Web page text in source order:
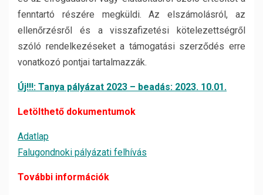
fenntartó részére megküldi. Az elszámolásról, az
ellenőrzésről és a visszafizetési kötelezettségről
szóló rendelkezéseket a támogatási szerződés erre
vonatkozó pontjai tartalmazzák.
Új!!!: Tanya pályázat 2023 – beadás: 2023. 10.01.
Letölthető dokumentumok
Adatlap
Falugondnoki pályázati felhívás
További információk